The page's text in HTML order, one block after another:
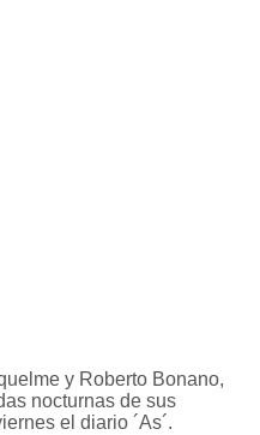
y Roberto Bonano,
nocturnas de sus
el diario ´As´.